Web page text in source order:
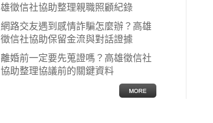
雄徵信社協助整理親職照顧紀錄
網路交友遇到感情詐騙怎麼辦？高雄
徵信社協助保留金流與對話證據
離婚前一定要先蒐證嗎？高雄徵信社
協助整理協議前的關鍵資料